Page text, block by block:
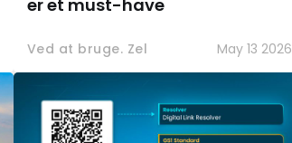
er et must-have
Ved at bruge. Zel May 13 2026